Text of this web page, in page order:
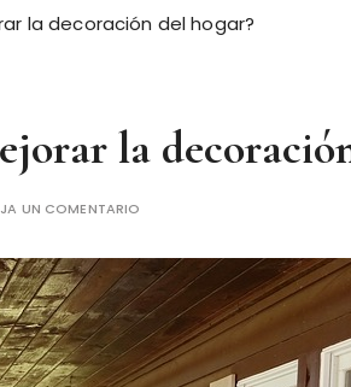
la decoración del hogar?
la
UN COMENTARIO